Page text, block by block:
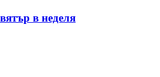
в неделя